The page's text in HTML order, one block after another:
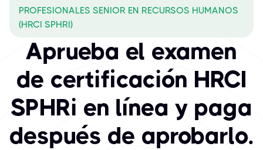
PROFESIONALES SENIOR EN RECURSOS HUMANOS
(HRCI SPHRI)
Aprueba el examen
de certificación HRCI
SPHRi en línea y paga
después de aprobarlo.